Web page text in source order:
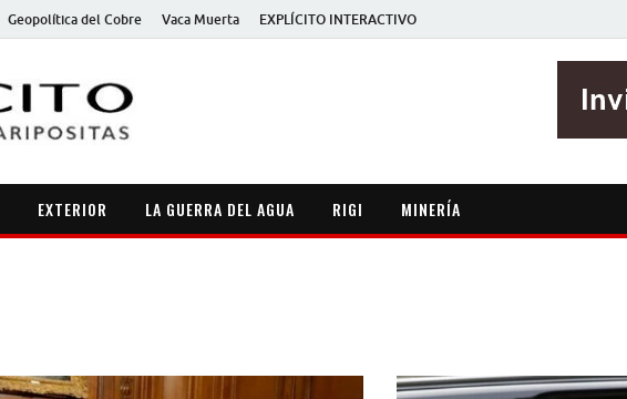
Geopolítica del Cobre Vaca Muerta EXPLÍCITO INTERACTIVO
EXTERIOR LA GUERRA DEL AGUA RIGI MINERÍA